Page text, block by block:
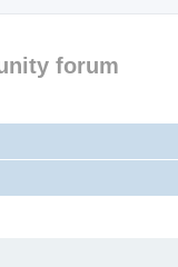
forum